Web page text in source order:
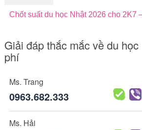
Chốt suất du học Nhật 2026 cho 2K7
Giải đáp thắc mắc về du
phí
Ms. Trang
0963.682.333
Ms. Hải